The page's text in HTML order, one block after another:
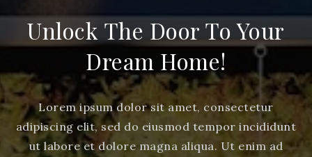
Unlock The Door To Your
Dream Home!
Lorem ipsum dolor sit amet, consectetur
adipiscing elit, sed do eiusmod tempor incididunt
ut labore et dolore magna aliqua. Ut enim ad